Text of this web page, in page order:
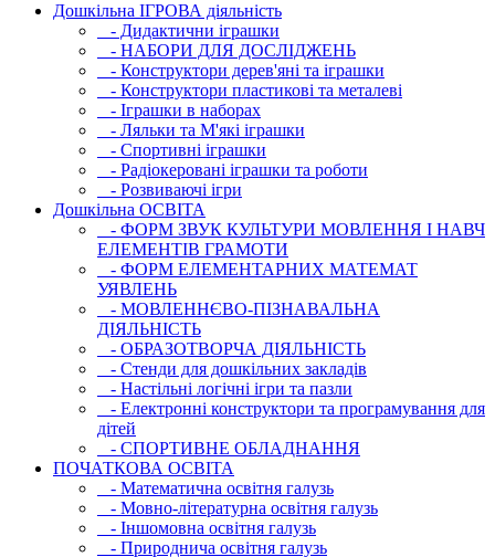
Дошкільна ІГРОВА діяльність
- Дидактични іграшки
- НАБОРИ ДЛЯ ДОСЛІДЖЕНЬ
- Конструктори дерев'яні та іграшки
- Конструктори пластикові та металеві
- Іграшки в наборах
- Ляльки та М'які іграшки
- Спортивні іграшки
- Радіокеровані іграшки та роботи
- Розвиваючі ігри
Дошкільна ОСВIТА
- ФОРМ ЗВУК КУЛЬТУРИ МОВЛЕННЯ І НАВЧ
ЕЛЕМЕНТІВ ГРАМОТИ
- ФОРМ ЕЛЕМЕНТАРНИХ МАТЕМАТ
УЯВЛЕНЬ
- МОВЛЕННЄВО-ПІЗНАВАЛЬНА
ДІЯЛЬНІСТЬ
- ОБРАЗОТВОРЧА ДІЯЛЬНІСТЬ
- Стенди для дошкільних закладів
- Настільні логічні ігри та пазли
- Електронні конструктори та програмування для
дітей
- СПОРТИВНЕ ОБЛАДНАННЯ
ПОЧАТКОВА ОСВIТА
- Математична освітня галузь
- Мовно-літературна освітня галузь
- Iншомовна освітня галузь
- Природнича освітня галузь